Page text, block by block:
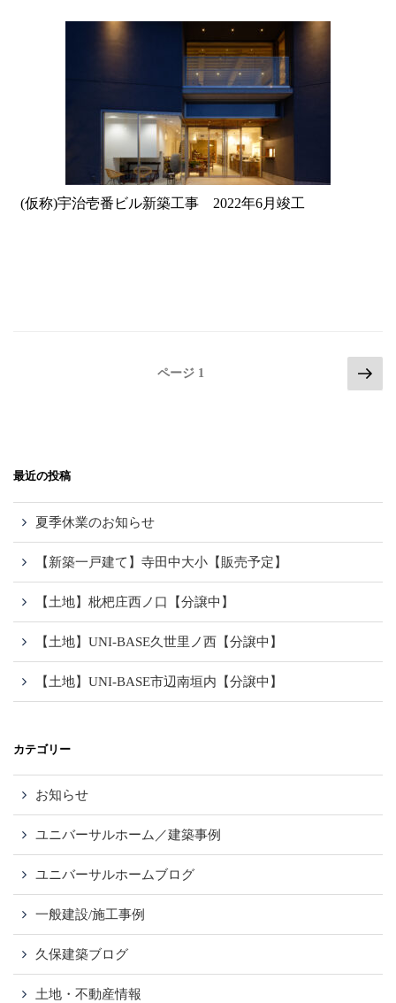
(仮称)宇治壱番ビル新築工事 2022年6月竣工
ゲ
シ
ョ
ン
ページ 1
次
の
最近の投稿
夏季休業のお知らせ
【新築一戸建て】寺田中大小【販売予定】
【土地】枇杷庄西ノ口【分譲中】
【土地】UNI-BASE久世里ノ西【分譲中】
【土地】UNI-BASE市辺南垣内【分譲中】
カテゴリー
お知らせ
ユニバーサルホーム／建築事例
ユニバーサルホームブログ
一般建設/施工事例
久保建築ブログ
土地・不動産情報